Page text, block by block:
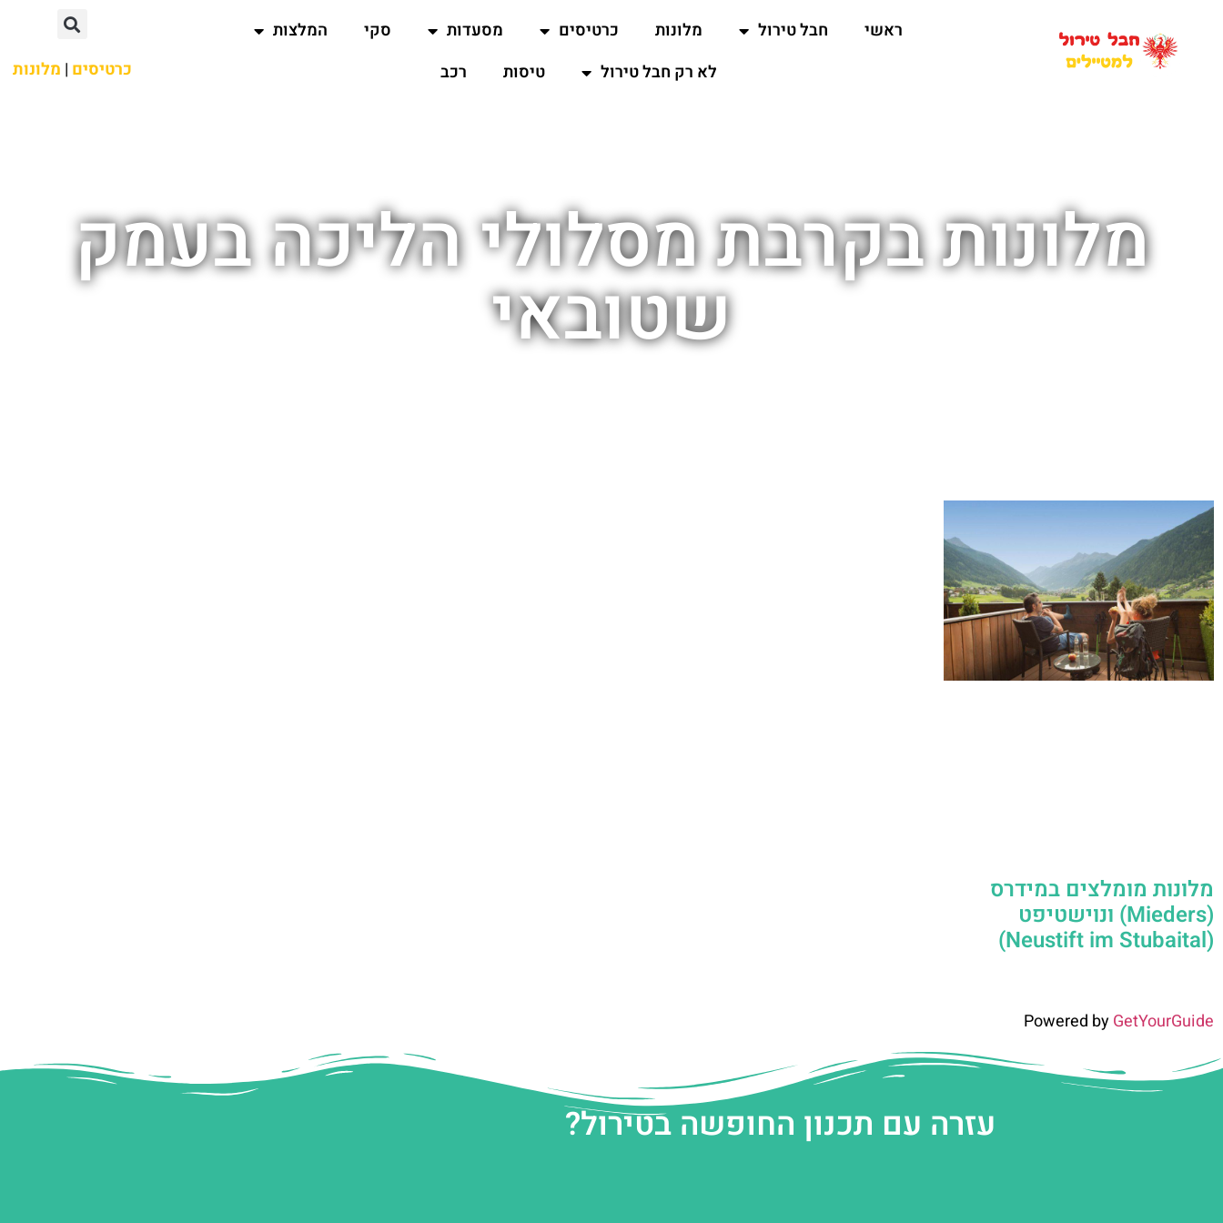
ראשי חבל טירול מלונות כרטיסים מסעדות סקי
המלצות
לא רק חבל טירול
טיסות רכב כרטיסים | מלונות
מלונות בקרבת מסלולי הליכה בעמק
שטובאי
מלונות מומלצים במידרס
(Mieders) ונוישטיפט
(Neustift im Stubaital)
Powered byGetYourGuide
עזרה עם תכנון החופשה בטירול?